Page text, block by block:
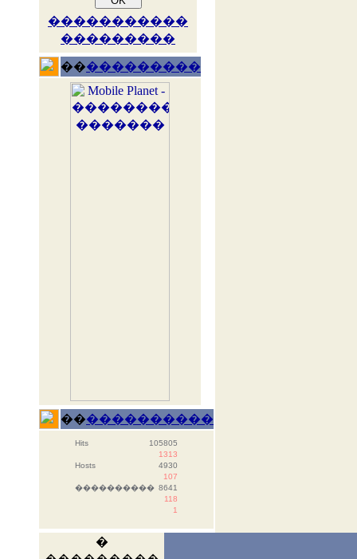
�����������
���������
�����������
������������
Hits
105805
1313
Hosts
4930
107
���������� 8641
118
1
�